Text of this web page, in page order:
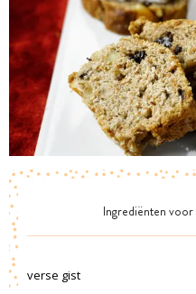
Ingrediënten voor
verse gist